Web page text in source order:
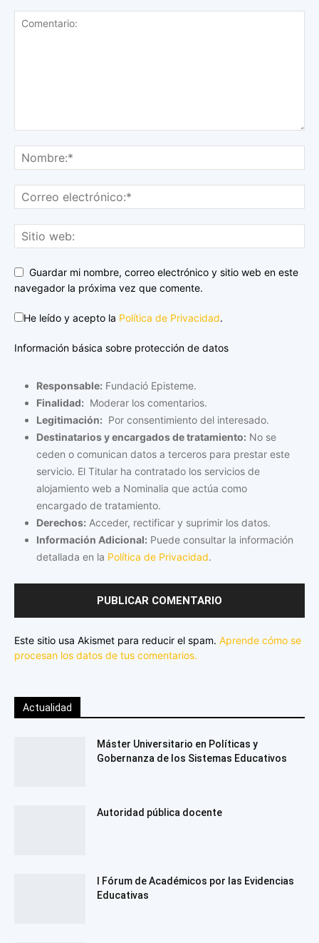
Guardar mi nombre, correo electrónico y sitio web en este
navegador la próxima vez que comente.
He leído y acepto la Política de Privacidad.
Información básica sobre protección de datos
Responsable: Fundació Episteme.
Finalidad: Moderar los comentarios.
Legitimación: Por consentimiento del interesado.
Destinatarios y encargados de tratamiento: No se
ceden o comunican datos a terceros para prestar este
servicio. El Titular ha contratado los servicios de
alojamiento web a Nominalia que actúa como
encargado de tratamiento.
Derechos: Acceder, rectificar y suprimir los datos.
Información Adicional: Puede consultar la información
detallada en la Política de Privacidad.
Este sitio usa Akismet para reducir el spam. Aprende cómo se
procesan los datos de tus comentarios.
Actualidad
Máster Universitario en Políticas y
Gobernanza de los Sistemas Educativos
Autoridad pública docente
I Fórum de Académicos por las Evidencias
Educativas